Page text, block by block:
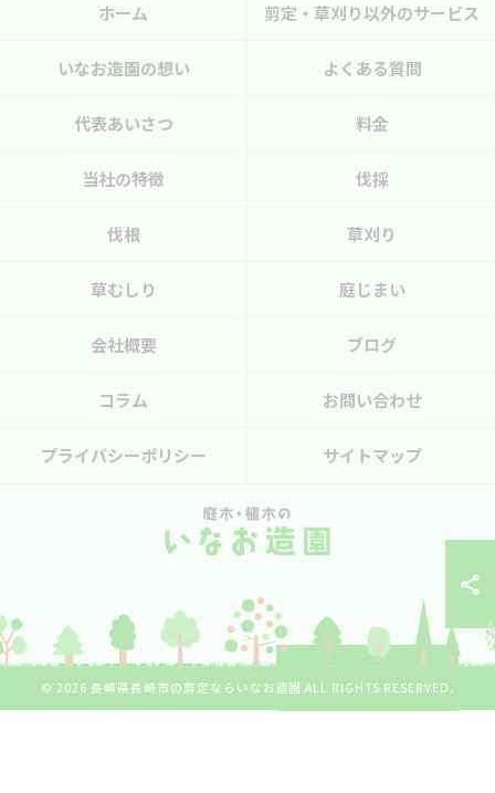
090-6596-9479
※営業電話はお断り
お問い合わせはこちら
ホーム 剪定・草刈り以外のサービス
いなお造園の想い よくある質問
代表あいさつ 料金
当社の特徴 伐採
伐根 草刈り
草むしり 庭じまい
会社概要 ブログ
コラム お問い合わせ
プライバシーポリシー サイトマップ
© 2026 長崎県長崎市の剪定ならいなお造園 ALL RIGHTS RESERVED.